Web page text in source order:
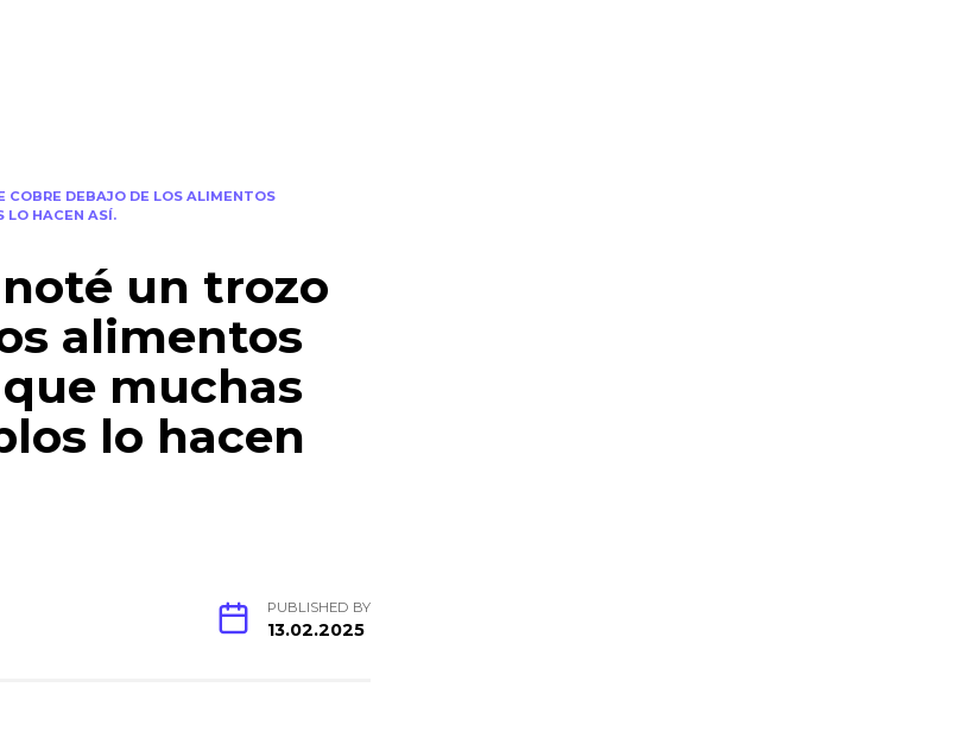
COBRE DEBAJO DE LOS ALIMENTOS
LO HACEN ASÍ.
un trozo
alimentos
muchas
lo hacen
PUBLISHED BY
13.02.2025